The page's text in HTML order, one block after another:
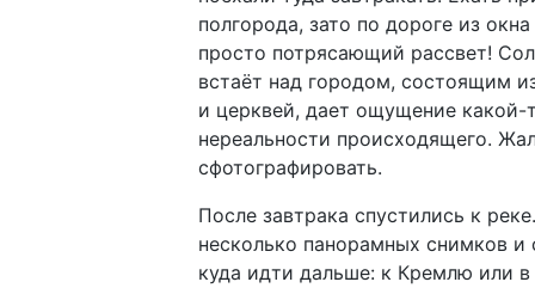
полгорода, зато по дороге из
просто потрясающий рассвет!
встаёт над городом, состоящим
и церквей, дает ощущение какой-
нереальности происходящего.
сфотографировать.
После завтрака спустились к
несколько панорамных снимков и
куда идти дальше: к Кремлю или в